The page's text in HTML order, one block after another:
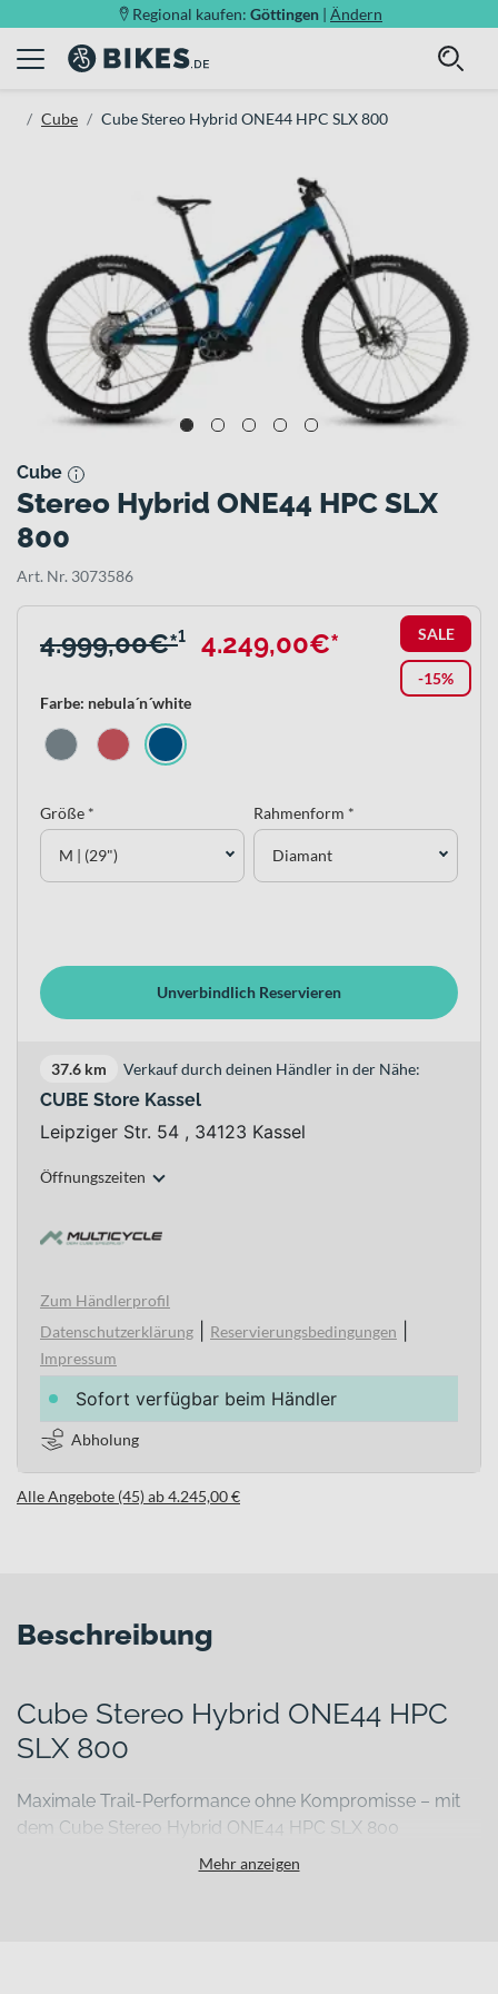
Regional kaufen: Göttingen | Ändern
Cube Cube Stereo Hybrid ONE44 HPC SLX 800
Cube
Stereo Hybrid ONE44 HPC SLX
800
Art. Nr. 3073586
SALE
-15%
4.999,00€*¹ 4.249,00€*
Farbe: nebula´n´white
Größe *
M | (29")
Rahmenform *
Diamant
Unverbindlich Reservieren
37.6 km Verkauf durch deinen Händler in der Nähe:
CUBE Store Kassel
Leipziger Str. 54 , 34123 Kassel
Öffnungszeiten
Zum Händlerprofil
Datenschutzerklärung
Reservierungsbedingungen
Impressum
Sofort verfügbar beim Händler
Abholung
Alle Angebote (45) ab 4.245,00 €
Beschreibung
Cube Stereo Hybrid ONE44 HPC
SLX 800
Maximale Trail-Performance ohne Kompromisse – mit
dem Cube Stereo Hybrid ONE44 HPC SLX 800
Steile Anstiege, lange Abfahrten und technische Passagen verlangen
Mehr anzeigen